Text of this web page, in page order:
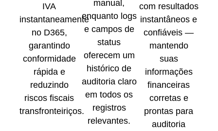
IVA
instantaneamente
no D365,
garantindo
conformidade
rápida e
reduzindo
riscos fiscais
transfronteiriços.
manual,
enquanto logs
e campos de
status
oferecem um
histórico de
auditoria claro
em todos os
registros
relevantes.
com resultados
instantâneos e
confiáveis —
mantendo
suas
informações
financeiras
corretas e
prontas para
auditoria